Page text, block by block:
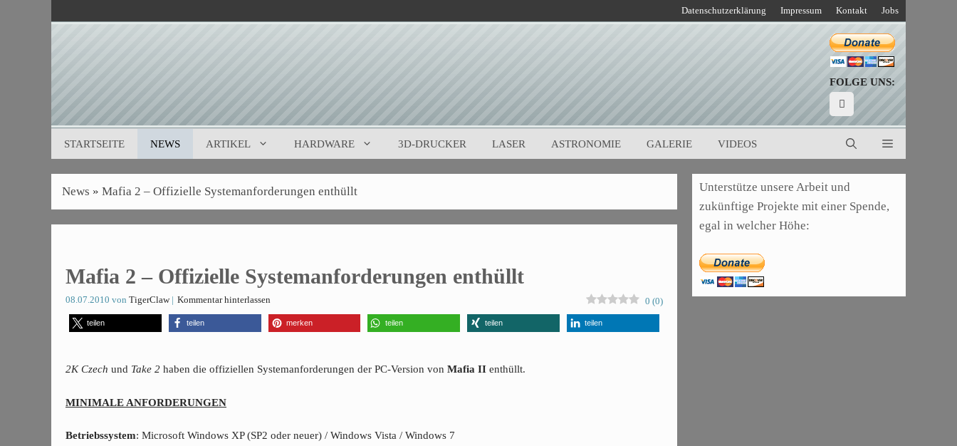
Datenschutzerklärung Impressum Kontakt Jobs
FOLGE UNS:
STARTSEITE NEWS ARTIKEL HARDWARE 3D-DRUCKER LASER ASTRONOMIE GALERIE VIDEOS
News » Mafia 2 – Offizielle Systemanforderungen enthüllt
Mafia 2 – Offizielle Systemanforderungen enthüllt
08.07.2010 von TigerClaw 0 (0)
Kommentar hinterlassen
teilen teilen merken teilen teilen teilen
2K Czech und Take 2 haben die offiziellen Systemanforderungen der PC-Version von Mafia II enthüllt.
MINIMALE ANFORDERUNGEN
Betriebssystem: Microsoft Windows XP (SP2 oder neuer) / Windows Vista / Windows 7
Unterstütze unsere Arbeit und
zukünftige Projekte mit einer Spende,
egal in welcher Höhe: